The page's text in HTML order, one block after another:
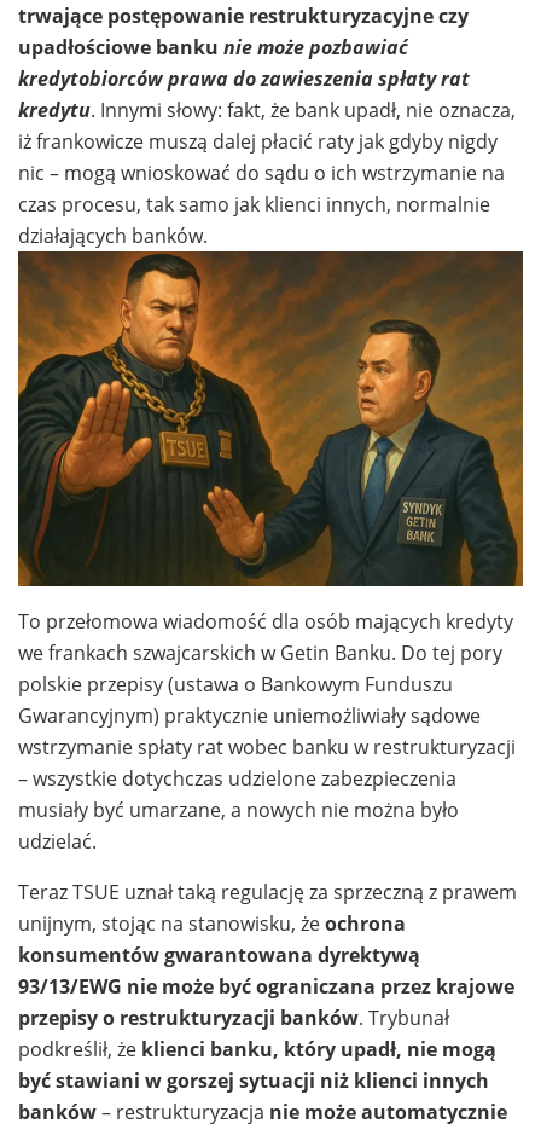
trwające postępowanie restrukturyzacyjne czy
upadłościowe banku nie może pozbawiać
kredytobiorców prawa do zawieszenia spłaty rat
kredytu. Innymi słowy: fakt, że bank upadł, nie oznacza,
iż frankowicze muszą dalej płacić raty jak gdyby nigdy
nic – mogą wnioskować do sądu o ich wstrzymanie na
czas procesu, tak samo jak klienci innych, normalnie
działających banków.
To przełomowa wiadomość dla osób mających kredyty
we frankach szwajcarskich w Getin Banku. Do tej pory
polskie przepisy (ustawa o Bankowym Funduszu
Gwarancyjnym) praktycznie uniemożliwiały sądowe
wstrzymanie spłaty rat wobec banku w restrukturyzacji
– wszystkie dotychczas udzielone zabezpieczenia
musiały być umarzane, a nowych nie można było
udzielać.
Teraz TSUE uznał taką regulację za sprzeczną z prawem
unijnym, stojąc na stanowisku, żeochrona
konsumentów gwarantowana dyrektywą
93/13/EWG nie może być ograniczana przez krajowe
przepisy o restrukturyzacji banków. Trybunał
podkreślił, że klienci banku, który upadł, nie mogą
być stawiani w gorszej sytuacji niż klienci innych
banków– restrukturyzacja nie może automatycznie